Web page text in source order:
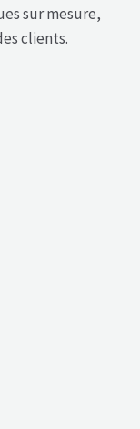
sur mesure,
clients.